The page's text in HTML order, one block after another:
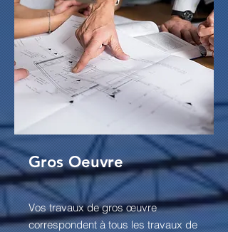
Gros Oeuvre
Vos travaux de gros œuvre
correspondent à tous les travaux de